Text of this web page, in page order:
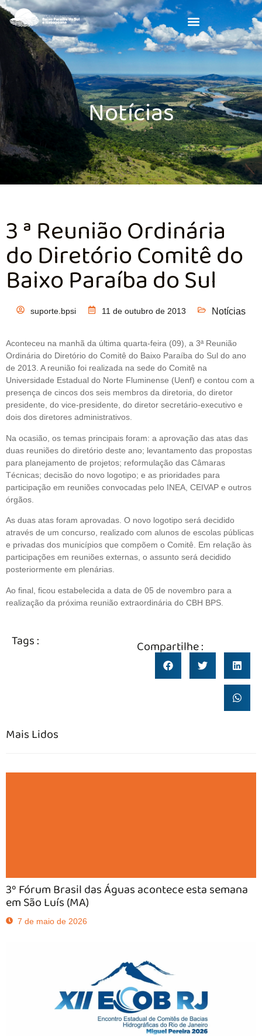
Notícias
3 ª Reunião Ordinária
do Diretório Comitê do
Baixo Paraíba do Sul
suporte.bpsi 11 de outubro de 2013 Notícias
Aconteceu na manhã da última quarta-feira (09), a 3ª Reunião
Ordinária do Diretório do Comitê do Baixo Paraíba do Sul do ano
de 2013. A reunião foi realizada na sede do Comitê na
Universidade Estadual do Norte Fluminense (Uenf) e contou com a
presença de cincos dos seis membros da diretoria, do diretor
presidente, do vice-presidente, do diretor secretário-executivo e
dois dos diretores administrativos.
Na ocasião, os temas principais foram: a aprovação das atas das
duas reuniões do diretório deste ano; levantamento das propostas
para planejamento de projetos; reformulação das Câmaras
Técnicas; decisão do novo logotipo; e as prioridades para
participação em reuniões convocadas pelo INEA, CEIVAP e outros
órgãos.
As duas atas foram aprovadas. O novo logotipo será decidido
através de um concurso, realizado com alunos de escolas públicas
e privadas dos municípios que compõem o Comitê. Em relação às
participações em reuniões externas, o assunto será decidido
posteriormente em plenárias.
Ao final, ficou estabelecida a data de 05 de novembro para a
realização da próxima reunião extraordinária do CBH BPS.
Tags : Compartilhe :
Mais Lidos
3º Fórum Brasil das Águas acontece esta semana
em São Luís (MA)
7 de maio de 2026